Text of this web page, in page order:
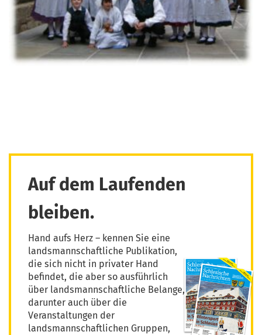
Auf dem Laufenden
bleiben.
Hand aufs Herz – kennen Sie eine
landsmannschaftliche Publikation,
die sich nicht in privater Hand
befindet, die aber so ausführlich
über landsmannschaftliche Belange,
darunter auch über die
Veranstaltungen der
landsmannschaftlichen Gruppen,